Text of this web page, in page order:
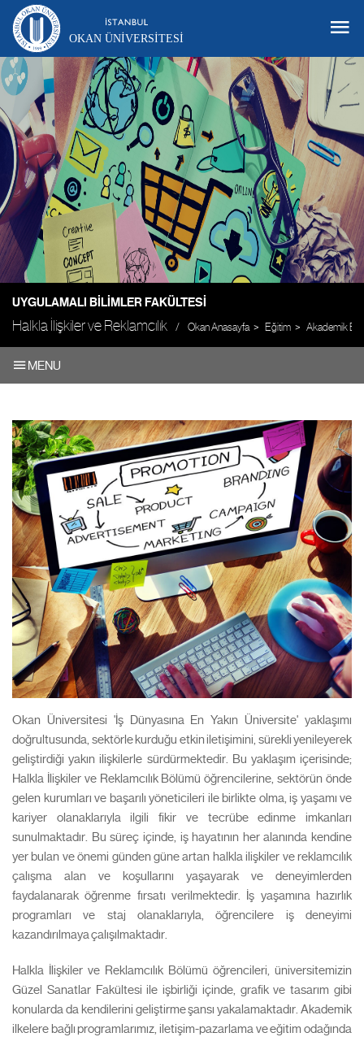
OKAN ÜNIVERSITESI
UYGULAMALI BILIMLER FAKÜLTESI
Halkla İlişkiler ve Reklamcılık Okan Anasayfa Eğitim Akademik
MENU
Okan Üniversitesi 'İş Dünyasına En Yakın Üniversite' yaklaşımı
doğrultusunda, sektörle kurduğu etkin iletişimini, sürekli yenileyerek
geliştirdiği yakın ilişkilerle sürdürmektedir. Bu yaklaşım içerisinde;
Halkla İlişkiler ve Reklamcılık Bölümü öğrencilerine, sektörün önde
gelen kurumları ve başarılı yöneticileri ile birlikte olma, iş yaşamı ve
kariyer olanaklarıyla ilgili fikir ve tecrübe edinme imkanları
sunulmaktadır. Bu süreç içinde, iş hayatının her alanında kendine
yer bulan ve önemi günden güne artan halkla ilişkiler ve reklamcılık
çalışma alan ve koşullarını yaşayarak ve deneyimlerden
faydalanarak öğrenme fırsatı verilmektedir. İş yaşamına hazırlık
programları ve staj olanaklarıyla, öğrencilere iş deneyimi
kazandırılmaya çalışılmaktadır.
Halkla İlişkiler ve Reklamcılık Bölümü öğrencileri, üniversitemizin
Güzel Sanatlar Fakültesi ile işbirliği içinde, grafik ve tasarım gibi
konularda da kendilerini geliştirme şansı yakalamaktadır. Akademik
ilkelere bağlı programlarımız, iletişim-pazarlama ve eğitim odağında